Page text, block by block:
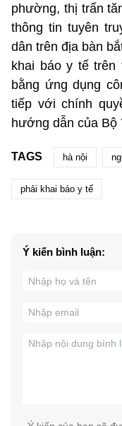
phường, thị trấn
thông tin tuyên
dân trên địa bàn
khai báo y tế trên
bằng ứng dụng
tiếp với chính
hướng dẫn của Bộ
TAGS hà nội
phải khai báo y tế
Ý kiến bình luận: